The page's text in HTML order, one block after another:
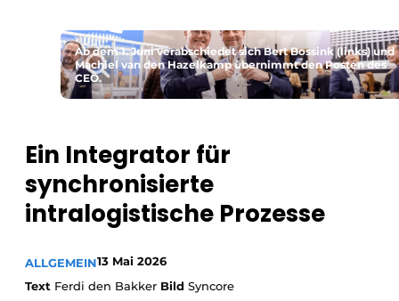
Ab dem 1. Juni verabschiedet sich Bert Bossink (links) und
Machiel van den Hazelkamp übernimmt den Posten des
CEO.
Ein Integrator für
synchronisierte
intralogistische Prozesse
ALLGEMEIN13 Mai 2026
Text Ferdi den Bakker Bild Syncore